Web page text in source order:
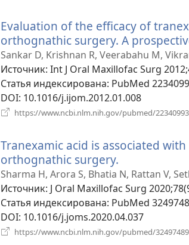
Evaluation of the efficacy of
orthognathic surgery. A
Sankar D, Krishnan R, Veerabahu M,
Источник‎: Int J Oral Maxillofac Surg
Статья индексирована‎: PubMed
DOI‎: 10.1016/j.ijom.2012.01.008
https://www.ncbi.nlm.nih.gov/pubmed/22340993
Tranexamic acid is associated
orthognathic surgery.
в
новом
окне)
Sharma H, Arora S, Bhatia N, Rattan V,
Источник‎: J Oral Maxillofac Surg
Статья индексирована‎: PubMed
DOI‎: 10.1016/j.joms.2020.04.037
https://www.ncbi.nlm.nih.gov/pubmed/32497489